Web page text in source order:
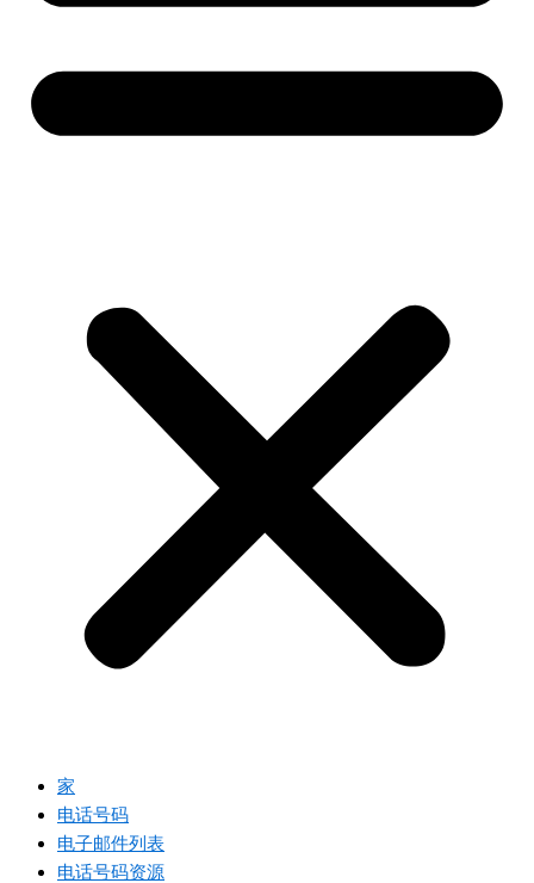
家
电话号码
电子邮件列表
电话号码资源